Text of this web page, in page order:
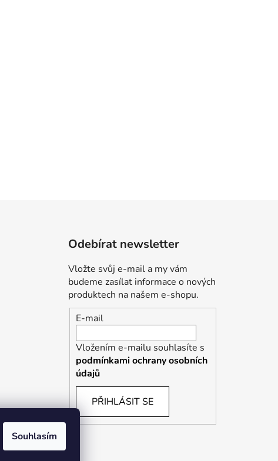
Souhlasím
Odebírat newsletter
Vložte svůj e-mail a my vám
budeme zasílat informace o nových
produktech na našem e-shopu.
E-mail
Vložením e-mailu souhlasíte s
podmínkami ochrany osobních
údajů
PŘIHLÁSIT SE